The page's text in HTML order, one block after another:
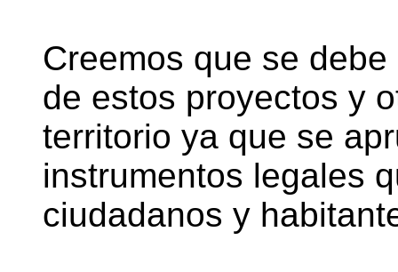
Creemos que se
de estos proyectos y
territorio ya que se
instrumentos legales
ciudadanos y